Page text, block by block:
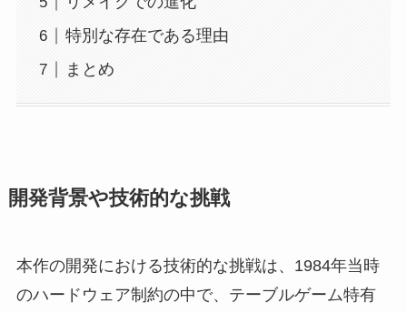
特別な存在である理由
まとめ
開発背景や技術的な挑戦
本作の開発における技術的な挑戦は、1984年当時
のハードウェア制約の中で、テーブルゲーム特有